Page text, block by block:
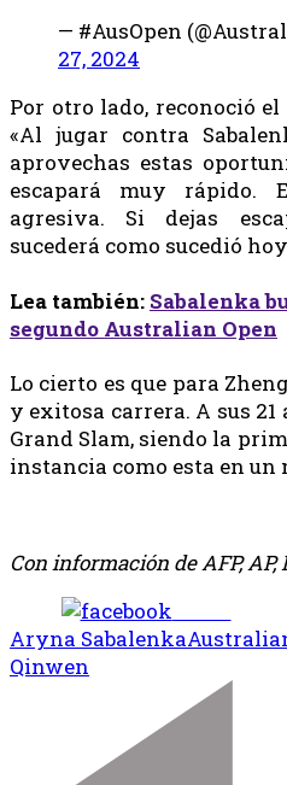
— #AusOpen
27, 2024
Por otro lado, reconoció
«Al jugar contra
aprovechas estas
escapará muy rápido.
agresiva. Si dejas
sucederá como sucedió
Lea también: Sabalenka
segundo Australian Open
Lo cierto es que para
y exitosa carrera. A sus
Grand Slam, siendo la
instancia como esta en un
Con información de AFP, AP,
Aryna Sabalenka
Qinwen